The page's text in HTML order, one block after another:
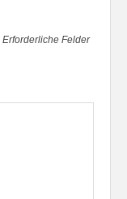
Erforderliche Felder